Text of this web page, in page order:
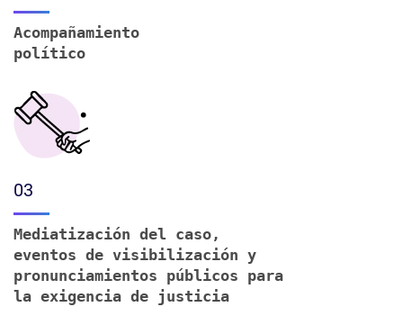
Acompañamiento
político
03
Mediatización del caso,
eventos de visibilización y
pronunciamientos públicos para
la exigencia de justicia